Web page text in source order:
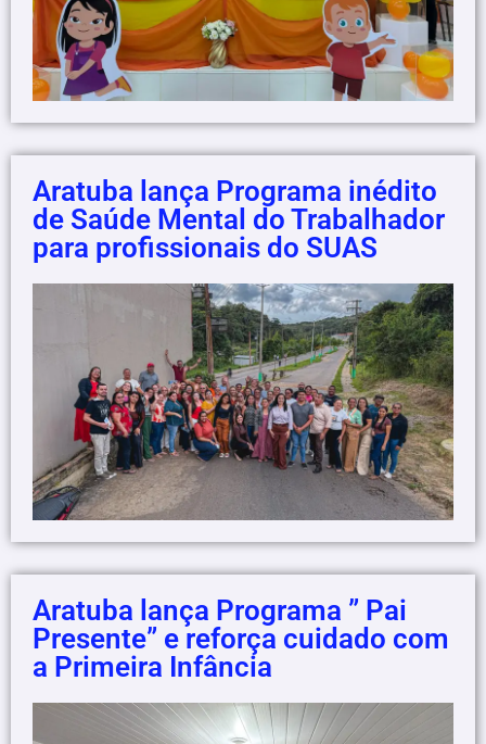
Aratuba lança Programa inédito
de Saúde Mental do Trabalhador
para profissionais do SUAS
Aratuba lança Programa ” Pai
Presente” e reforça cuidado com
a Primeira Infância